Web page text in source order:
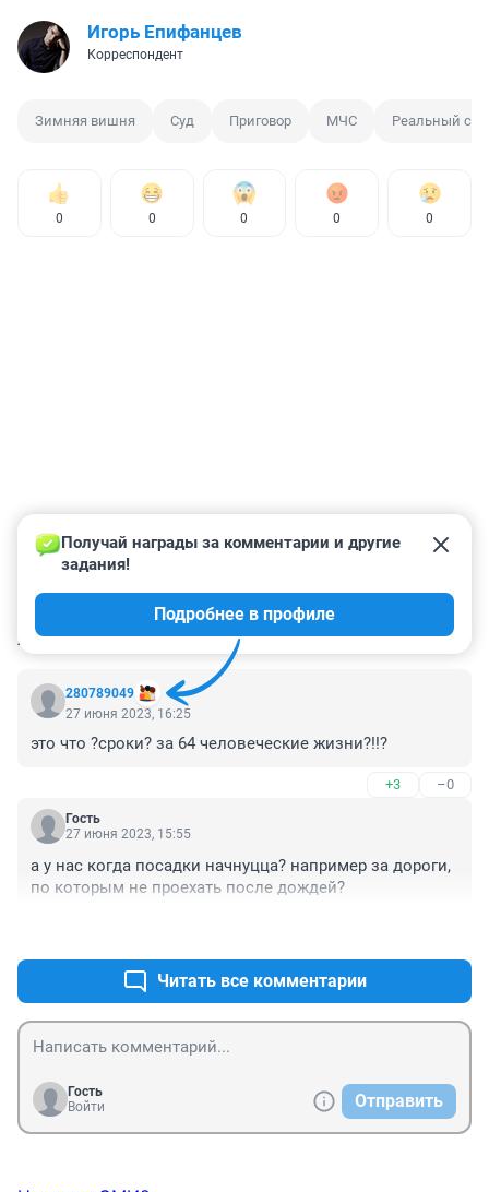
Игорь Епифанцев
Корреспондент
Зимняя вишня Суд Приговор МЧС Реальный
0 0 0 0 0
КОММЕНТАРИИ 4
280789049
Получай награды за комментарии и другие
задания!
Подробнее в профиле
27 июня 2023, 16:25
это что ?сроки? за 64 человеческие жизни?!!?
+3 –0
Гость
27 июня 2023, 15:55
а у нас когда посадки начнуцца? например за дороги,
по которым не проехать после дождей?
Читать все комментарии
Гость
Войти
Отправить